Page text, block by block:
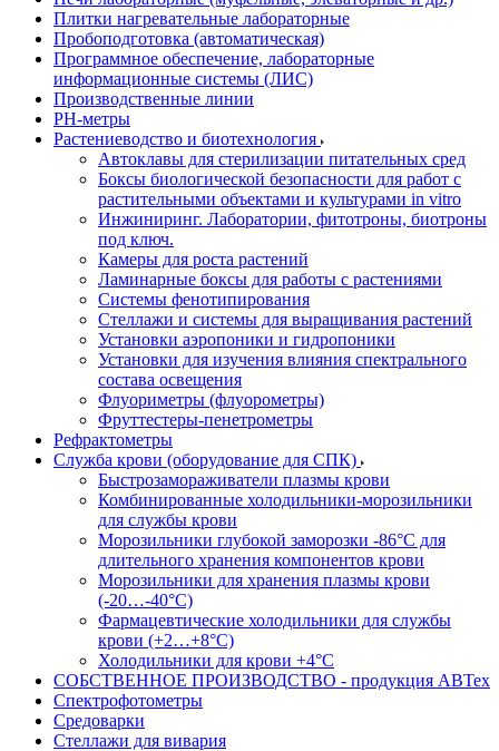
Плитки нагревательные лабораторные
Пробоподготовка (автоматическая)
Программное обеспечение, лабораторные
информационные системы (ЛИС)
Производственные линии
РH-метры
Растениеводство и биотехнология
Автоклавы для стерилизации питательных сред
Боксы биологической безопасности для работ с
растительными объектами и культурами in vitro
Инжиниринг. Лаборатории, фитотроны, биотроны
под ключ.
Камеры для роста растений
Ламинарные боксы для работы с растениями
Системы фенотипирования
Стеллажи и системы для выращивания растений
Установки аэропоники и гидропоники
Установки для изучения влияния спектрального
состава освещения
Флуориметры (флуорометры)
Фруттестеры-пенетрометры
Рефрактометры
Служба крови (оборудование для СПК)
Быстрозамораживатели плазмы крови
Комбинированные холодильники-морозильники
для службы крови
Морозильники глубокой заморозки -86°С для
длительного хранения компонентов крови
Морозильники для хранения плазмы крови
(-20…-40°С)
Фармацевтические холодильники для службы
крови (+2…+8°С)
Холодильники для крови +4°С
СОБСТВЕННОЕ ПРОИЗВОДСТВО - продукция АВТех
Спектрофотометры
Средоварки
Стеллажи для вивария